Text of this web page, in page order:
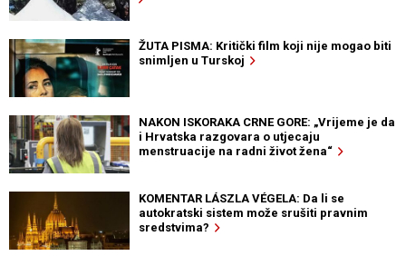
ŽUTA PISMA: Kritički film koji nije mogao biti
snimljen u Turskoj
NAKON ISKORAKA CRNE GORE: „Vrijeme je da
i Hrvatska razgovara o utjecaju
menstruacije na radni život žena“
KOMENTAR LÁSZLA VÉGELA: Da li se
autokratski sistem može srušiti pravnim
sredstvima?